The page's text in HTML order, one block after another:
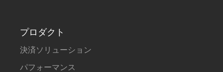
プロダクト
決済ソリューション
パフォーマンス